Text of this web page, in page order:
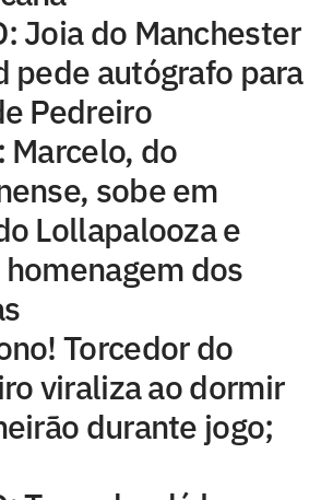
Joia do Manchester
pede autógrafo para
Pedreiro
Marcelo, do
sobe em
Lollapalooza e
homenagem dos
Torcedor do
viraliza ao dormir
durante jogo;